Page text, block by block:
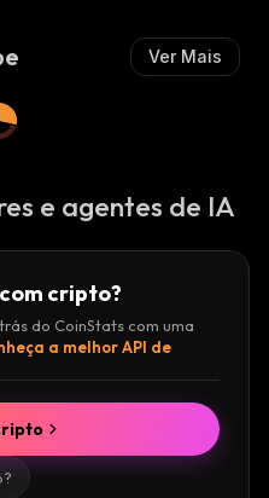
Ver Mais
e agentes de IA
cripto?
do CoinStats com uma
a melhor API de